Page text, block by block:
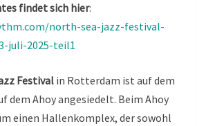
findet sich hier:
north-sea-jazz-festival-
juli-2025-teil1
Festival in Rotterdam ist auf dem
dem Ahoy angesiedelt. Beim Ahoy
einen Hallenkomplex, der sowohl